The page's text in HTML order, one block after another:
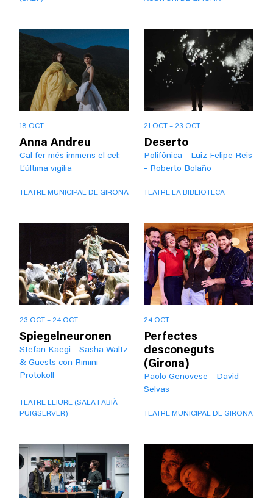
18 OCT
Anna Andreu
Cal fer més immens el cel:
L’última vigília
TEATRE MUNICIPAL DE GIRONA
21 OCT – 23 OCT
Deserto
Polifônica - Luiz Felipe Reis
- Roberto Bolaño
TEATRE LA BIBLIOTECA
23 OCT – 24 OCT
Spiegelneuronen
Stefan Kaegi - Sasha Waltz
& Guests con Rimini
Protokoll
TEATRE LLIURE (SALA FABIÀ
PUIGSERVER)
24 OCT
Perfectes
desconeguts
(Girona)
Paolo Genovese - David
Selvas
TEATRE MUNICIPAL DE GIRONA